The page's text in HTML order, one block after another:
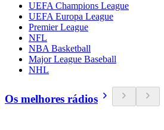
UEFA Champions League
UEFA Europa League
Premier League
NFL
NBA Basketball
Major League Baseball
NHL
Os melhores rádios